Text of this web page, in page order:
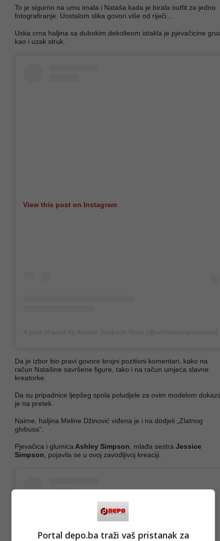
To je sigurno na umu imala i Nataša kada je birala outfit za jedno
fotografiranje. Uostalom slika govori više od riječi…
Uska crna haljina sa dubokim dekolteom istakla je pjevačicine
kao i uzak struk.
View this post on Instagram
Da je izbor bio pravi govore brojni pozitivni komentari, kako na
račun Natašine savršene figure, tako i na račun umjeća slavne
kreatorke.
Da su pripadnice ljepšeg spola poludjele za ovim modelom
je na pretek.
Naime, haljina Meline Džinović viđena je i na dodjeli „Zlatnog
globusa“.
Pjevačica i glumica Ashley Simpson , mlađa sestra Jessice
Simpson , pojavila se u ovoj zavodljivoj kreaciji.
Portal depo.ba traži vaš pristanak za